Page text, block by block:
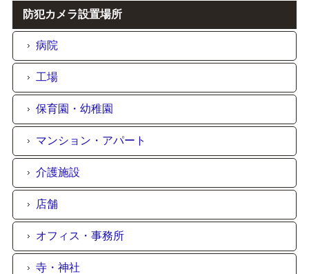
防犯カメラ設置場所
病院
工場
保育園・幼稚園
マンション・アパート
介護施設
店舗
オフィス・事務所
寺・神社